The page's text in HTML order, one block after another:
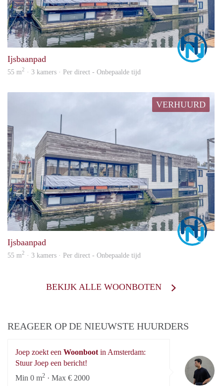
Ijsbaanpad
55 m2 · 3 kamers · Per direct - Onbepaalde tijd
VERHUURD
Ijsbaanpad
55 m2 · 3 kamers · Per direct - Onbepaalde tijd
BEKIJK ALLE WOONBOTEN
REAGEER OP DE NIEUWSTE HUURDERS
Joep zoekt een Woonboot in Amsterdam:
Stuur Joep een bericht!
Min 0 m2 · Max € 2000